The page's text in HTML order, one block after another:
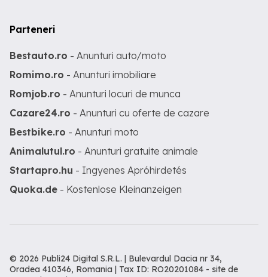
Parteneri
Bestauto.ro - Anunturi auto/moto
Romimo.ro - Anunturi imobiliare
Romjob.ro - Anunturi locuri de munca
Cazare24.ro - Anunturi cu oferte de cazare
Bestbike.ro - Anunturi moto
Animalutul.ro - Anunturi gratuite animale
Startapro.hu - Ingyenes Apróhirdetés
Quoka.de - Kostenlose Kleinanzeigen
© 2026 Publi24 Digital S.R.L. | Bulevardul Dacia nr 34,
Oradea 410346, Romania | Tax ID: RO20201084 - site de